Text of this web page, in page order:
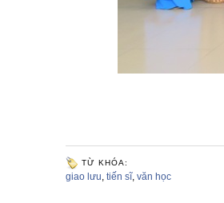
TỪ KHÓA:
giao lưu, tiến sĩ, văn học